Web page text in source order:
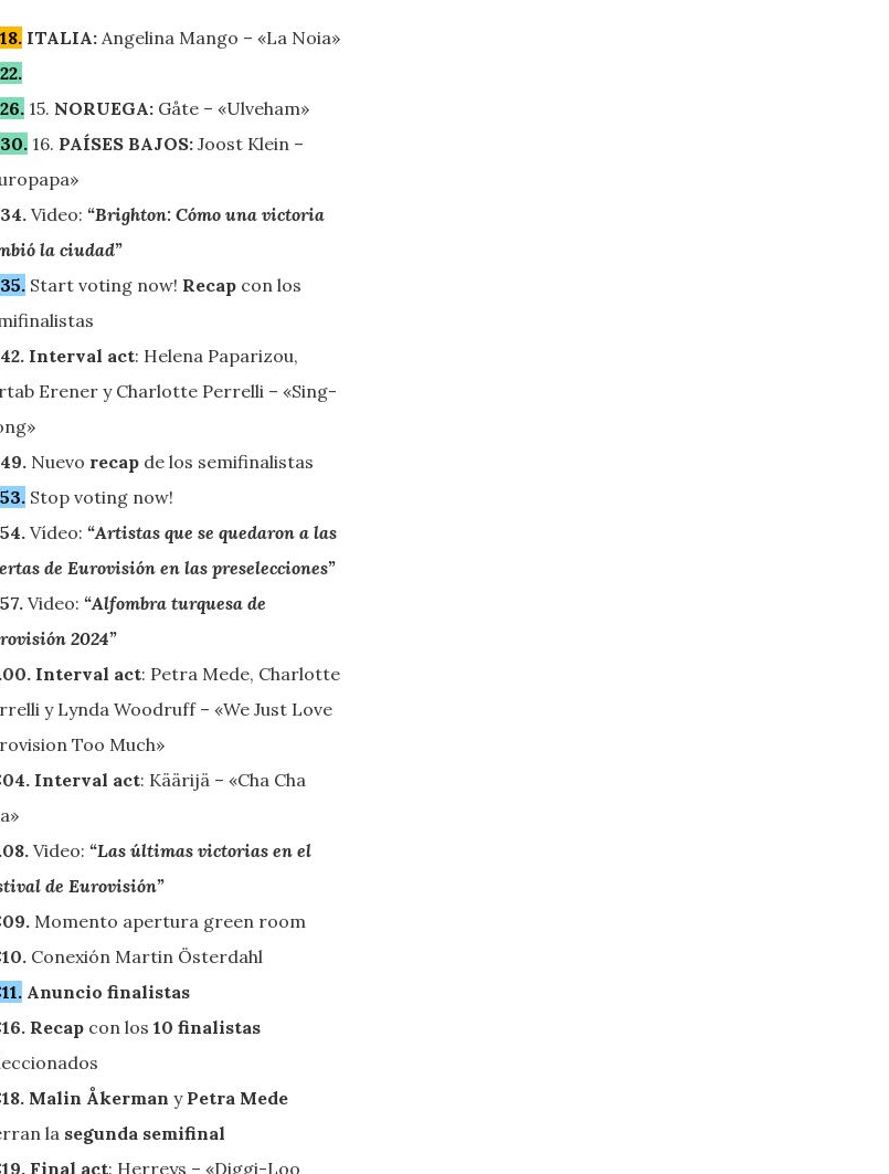
ITALIA: Angelina Mango – «La Noia»
15. NORUEGA: Gåte – «Ulveham»
16. PAÍSES BAJOS: Joost Klein –
Video:“Brighton: Cómo una victoria
la ciudad”
Start voting now! Recap con los
Interval act: Helena Paparizou,
Erener y Charlotte Perrelli – «Sing-
Nuevo recap de los semifinalistas
Stop voting now!
Vídeo:“Artistas que se quedaron a las
de Eurovisión en las preselecciones”
Video:“Alfombra turquesa de
2024”
Interval act: Petra Mede, Charlotte
y Lynda Woodruff – «We Just Love
Too Much»
Interval act: Käärijä – «Cha Cha
Video:“Las últimas victorias en el
de Eurovisión”
Momento apertura green room
Conexión Martin Österdahl
Anuncio finalistas
Recap con los10 finalistas
Malin Åkerman y Petra Mede
la segunda semifinal
Final act: Herreys – «Diggi-Loo